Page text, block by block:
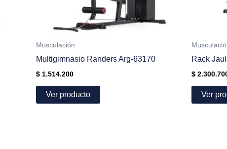
Musculación
Multigimnasio Randers Arg-63170
$ 1.514.200
Ver producto
Rack
$
Ver